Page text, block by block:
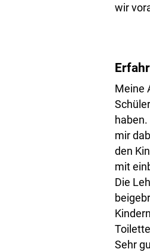
wir
Meine
mir
den
mit
Die
Sehr